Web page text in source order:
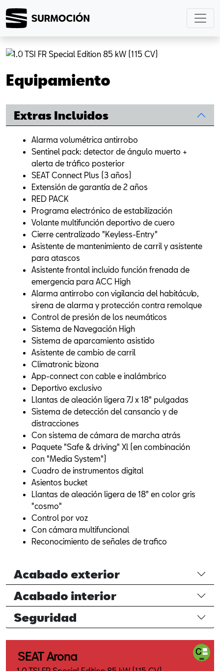
Previous
Equipamiento
Extras Incluidos
Alarma volumétrica antirrobo
Sentinel pack: detector de ángulo muerto +
alerta de tráfico posterior
SEAT Connect Plus (3 años)
Extensión de garantía de 2 años
RED PACK
Programa electrónico de estabilización
Volante multifunción deportivo de cuero
Cierre centralizado "Keyless-Entry"
Asistente de mantenimiento de carril y asistente
para atascos
Asistente frontal incluido función frenada de
emergencia para ACC High
Alarma antirrobo con vigilancia del habitáculo,
sirena de alarma y protección contra remolque
Control de presión de los neumáticos
Sistema de Navegación High
Sistema de aparcamiento asistido
Asistente de cambio de carril
Climatronic bizona
App-connect con cable e inalámbrico
Deportivo exclusivo
Llantas de aleación ligera 7J x 18" pulgadas
Sistema de detección del cansancio y de
distracciones
Con sistema de cámara de marcha atrás
Paquete "Safe & driving" Xl (en combinación
con "Media System")
Cuadro de instrumentos digital
Asientos bucket
Llantas de aleación ligera de 18" en color gris
"cosmo"
Control por voz
Con cámara multifuncional
Reconocimiento de señales de trafico
Acabado exterior
Acabado interior
Seguridad
SEAT Arona